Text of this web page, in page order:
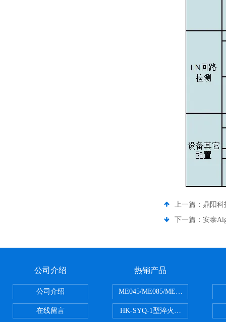
上一篇： 鼎阳科
下一篇： 安泰
公司介绍
公司介绍
在线留言
热销产品
ME045/ME085/ME150ME系列
HK-SYQ-1型淬火介质冷却性能测